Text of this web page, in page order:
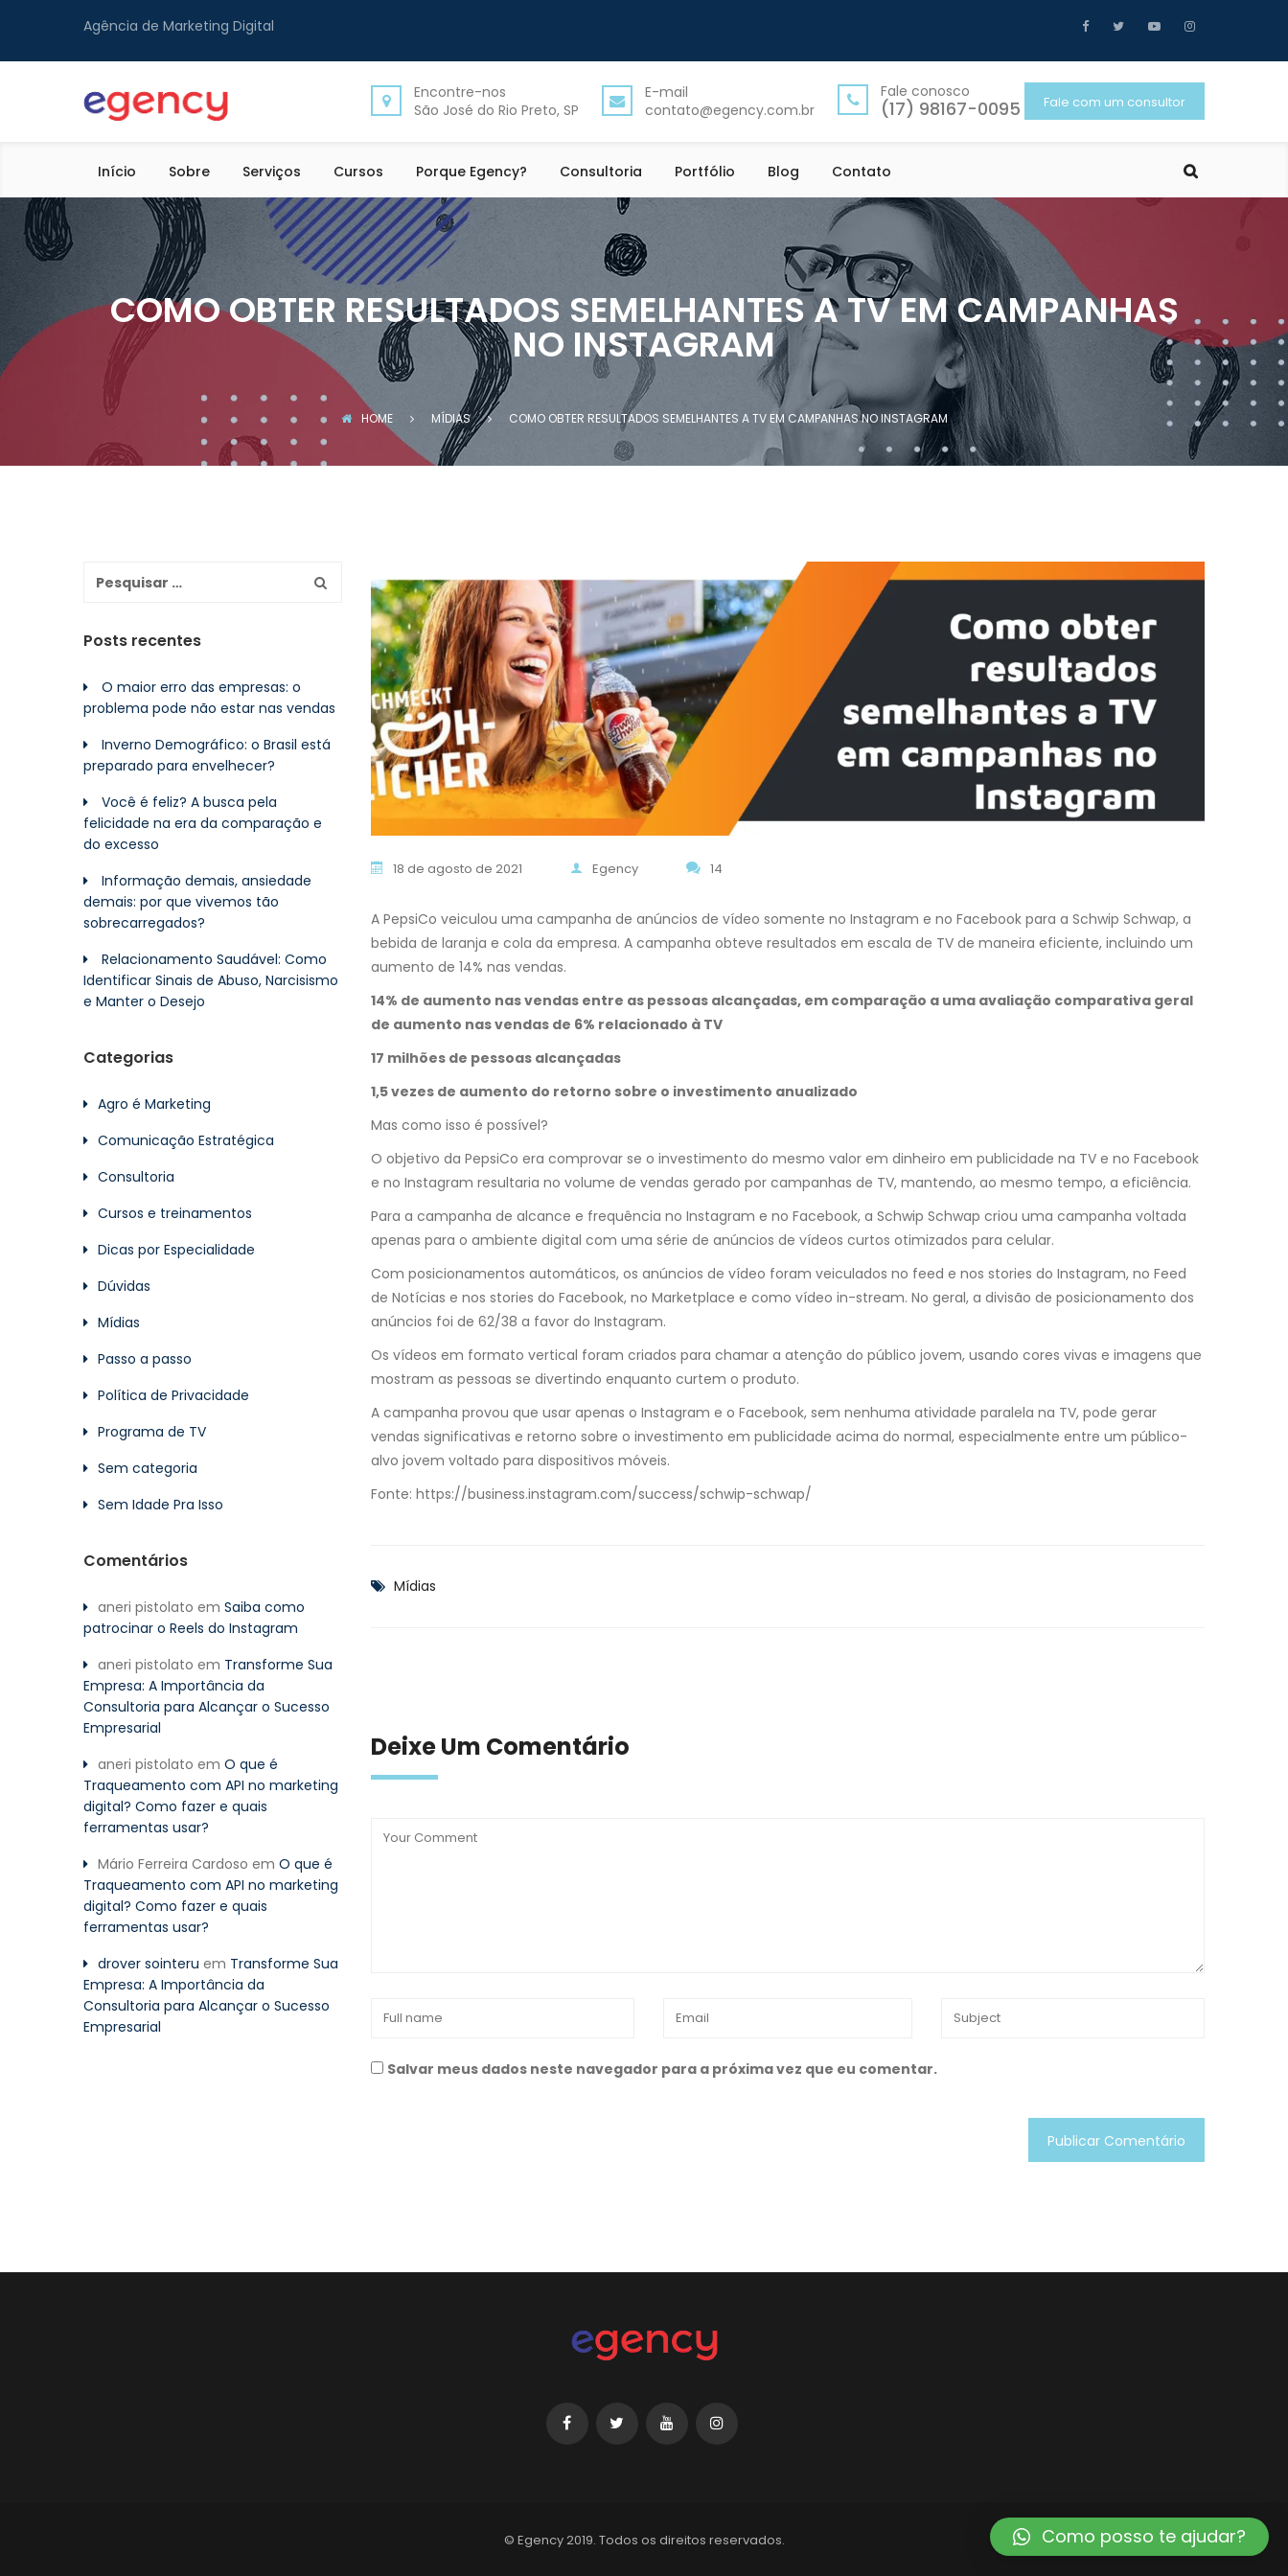
Agência de Marketing Digital
Fale com um consultor
Encontre-nos
São José do Rio Preto, SP
E-mail
contato@egency.com.br
Fale conosco
(17) 98167-0095
Início Sobre Serviços Cursos Porque Egency? Consultoria Portfólio Blog Contato
COMO OBTER RESULTADOS SEMELHANTES A TV EM CAMPANHAS
NO INSTAGRAM
HOME MÍDIAS COMO OBTER RESULTADOS SEMELHANTES A TV EM CAMPANHAS NO INSTAGRAM
18 de agosto de 2021 Egency 14
A PepsiCo veiculou uma campanha de anúncios de vídeo somente no Instagram e no Facebook para a Schwip Schwap, a
bebida de laranja e cola da empresa. A campanha obteve resultados em escala de TV de maneira eficiente, incluindo um
aumento de 14% nas vendas.
14% de aumento nas vendas entre as pessoas alcançadas, em comparação a uma avaliação comparativa geral
de aumento nas vendas de 6% relacionado à TV
17 milhões de pessoas alcançadas
1,5 vezes de aumento do retorno sobre o investimento anualizado
Mas como isso é possível?
O objetivo da PepsiCo era comprovar se o investimento do mesmo valor em dinheiro em publicidade na TV e no Facebook
e no Instagram resultaria no volume de vendas gerado por campanhas de TV, mantendo, ao mesmo tempo, a eficiência.
Para a campanha de alcance e frequência no Instagram e no Facebook, a Schwip Schwap criou uma campanha voltada
apenas para o ambiente digital com uma série de anúncios de vídeos curtos otimizados para celular.
Com posicionamentos automáticos, os anúncios de vídeo foram veiculados no feed e nos stories do Instagram, no Feed
de Notícias e nos stories do Facebook, no Marketplace e como vídeo in-stream. No geral, a divisão de posicionamento dos
anúncios foi de 62/38 a favor do Instagram.
Os vídeos em formato vertical foram criados para chamar a atenção do público jovem, usando cores vivas e imagens que
mostram as pessoas se divertindo enquanto curtem o produto.
A campanha provou que usar apenas o Instagram e o Facebook, sem nenhuma atividade paralela na TV, pode gerar
vendas significativas e retorno sobre o investimento em publicidade acima do normal, especialmente entre um público-
alvo jovem voltado para dispositivos móveis.
Fonte: https://business.instagram.com/success/schwip-schwap/
Mídias
Deixe Um Comentário
Salvar meus dados neste navegador para a próxima vez que eu comentar.
Posts recentes
O maior erro das empresas: o
problema pode não estar nas vendas
Inverno Demográfico: o Brasil está
preparado para envelhecer?
Você é feliz? A busca pela
felicidade na era da comparação e
do excesso
Informação demais, ansiedade
demais: por que vivemos tão
sobrecarregados?
Relacionamento Saudável: Como
Identificar Sinais de Abuso, Narcisismo
e Manter o Desejo
Categorias
Agro é Marketing
Comunicação Estratégica
Consultoria
Cursos e treinamentos
Dicas por Especialidade
Dúvidas
Mídias
Passo a passo
Política de Privacidade
Programa de TV
Sem categoria
Sem Idade Pra Isso
Comentários
aneri pistolato em Saiba como
patrocinar o Reels do Instagram
aneri pistolato em Transforme Sua
Empresa: A Importância da
Consultoria para Alcançar o Sucesso
Empresarial
aneri pistolato em O que é
Traqueamento com API no marketing
digital? Como fazer e quais
ferramentas usar?
Mário Ferreira Cardoso em O que é
Traqueamento com API no marketing
digital? Como fazer e quais
ferramentas usar?
drover sointeru em Transforme Sua
Empresa: A Importância da
Consultoria para Alcançar o Sucesso
Empresarial
© Egency 2019. Todos os direitos reservados. Como posso te ajudar?